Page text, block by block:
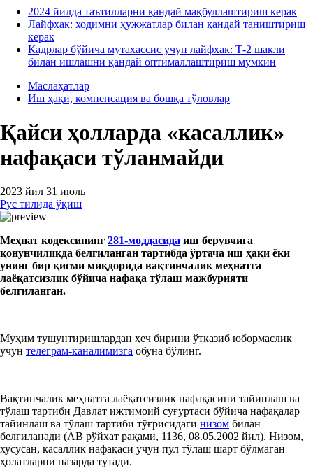
2024 йилда таътилларни қандай мақбуллаштириш керак
Лайфхак: ходимни ҳужжатлар билан қандай таништириш
керак
Кадрлар бўйича мутахассис учун лайфхак: Т-2 шакли
билан ишлашни қандай оптималлаштириш мумкин
Маслаҳатлар
Иш ҳақи, компенсация ва бошқа тўловлар
Қайси ҳолларда «касаллик»
нафақаси тўланмайди
2023 йил 31 июль
Рус тилида ўқиш
Меҳнат кодексининг 281-моддасида иш берувчига
қонунчиликда белгиланган тартибда ўртача иш ҳақи ёки
унинг бир қисми миқдорида вақтинчалик меҳнатга
лаёқатсизлик бўйича нафақа тўлаш мажбурияти
белгиланган.
Муҳим тушунтиришлардан ҳеч бирини ўтказиб юбормаслик
учун телеграм-каналимизга обуна бўлинг.
Вақтинчалик меҳнатга лаёқатсизлик нафақасини тайинлаш ва
тўлаш тартиби Давлат ижтимоий суғуртаси бўйича нафақалар
тайинлаш ва тўлаш тартиби тўғрисидаги низом билан
белгиланади (АВ рўйхат рақами, 1136, 08.05.2002 йил). Низом,
хусусан, касаллик нафақаси учун пул тўлаш шарт бўлмаган
ҳолатларни назарда тутади.